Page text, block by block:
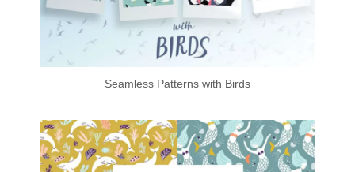
Seamless Patterns with Birds